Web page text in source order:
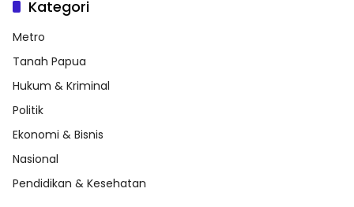
Kategori
Metro
Tanah Papua
Hukum & Kriminal
Politik
Ekonomi & Bisnis
Nasional
Pendidikan & Kesehatan